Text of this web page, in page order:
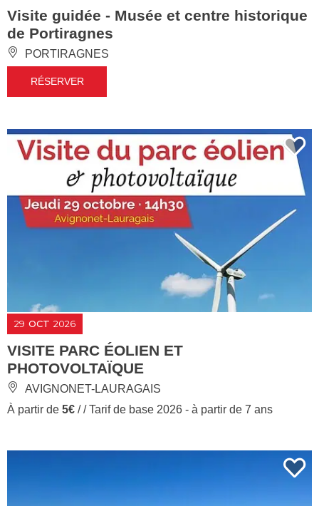
Visite guidée - Musée et centre historique
de Portiragnes
PORTIRAGNES
RÉSERVER
29 OCT 2026
VISITE PARC ÉOLIEN ET
PHOTOVOLTAÏQUE
AVIGNONET-LAURAGAIS
À partir de 5€ / / Tarif de base 2026 - à partir de 7 ans